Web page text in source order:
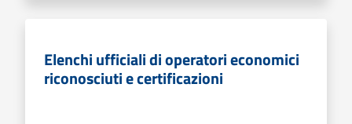
Elenchi ufficiali di operatori economici
riconosciuti e certificazioni